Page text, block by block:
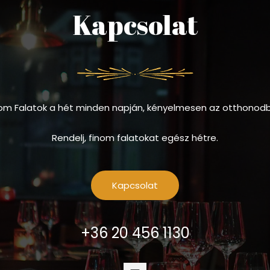
Kapcsolat
Falatok a hét minden napján, kényelmesen az
Rendelj, finom falatokat egész hétre.
Kapcsolat
+36 20 456 1130